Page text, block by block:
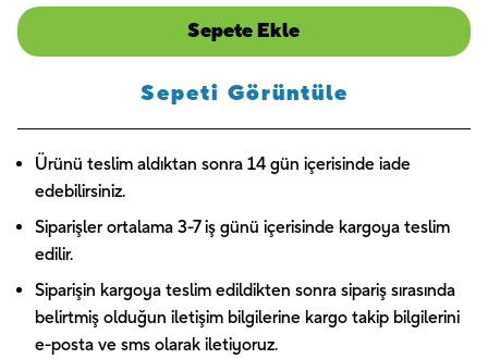
Sepete Ekle
Sepeti Görüntüle
Ürünü teslim aldıktan sonra 14 gün içerisinde iade
edebilirsiniz.
Siparişler ortalama 3-7 iş günü içerisinde kargoya teslim
edilir.
Siparişin kargoya teslim edildikten sonra sipariş sırasında
belirtmiş olduğun iletişim bilgilerine kargo takip bilgilerini
e-posta ve sms olarak iletiyoruz.